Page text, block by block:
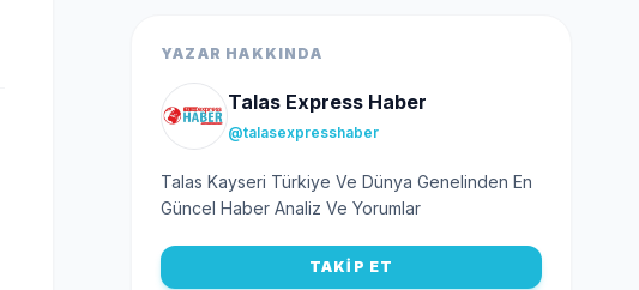
YAZAR HAKKINDA
Talas Express Haber
@talasexpresshaber
Talas Kayseri Türkiye Ve Dünya Genelinden En
Güncel Haber Analiz Ve Yorumlar
TAKİP ET